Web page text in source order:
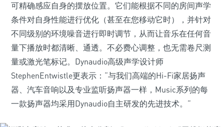
可精确感应自身的摆放位置。它们能根据不同的房间声学
条件对自身性能进行优化（甚至在您移动它时），并针对
不同级别的环境噪音进行即时调节，从而让音乐在任何音
量下播放时都清晰、通透。不必费心调整，也无需卷尺测
量或激光笔标记。Dynaudio高级声学设计师
StephenEntwistle更表示：“与我们高端的Hi-Fi家居扬声
器、汽车音响以及专业监听扬声器一样，Music系列的每
一款扬声器均采用Dynaudio自主研发的先进技术。”